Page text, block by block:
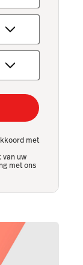
met
van uw
met ons